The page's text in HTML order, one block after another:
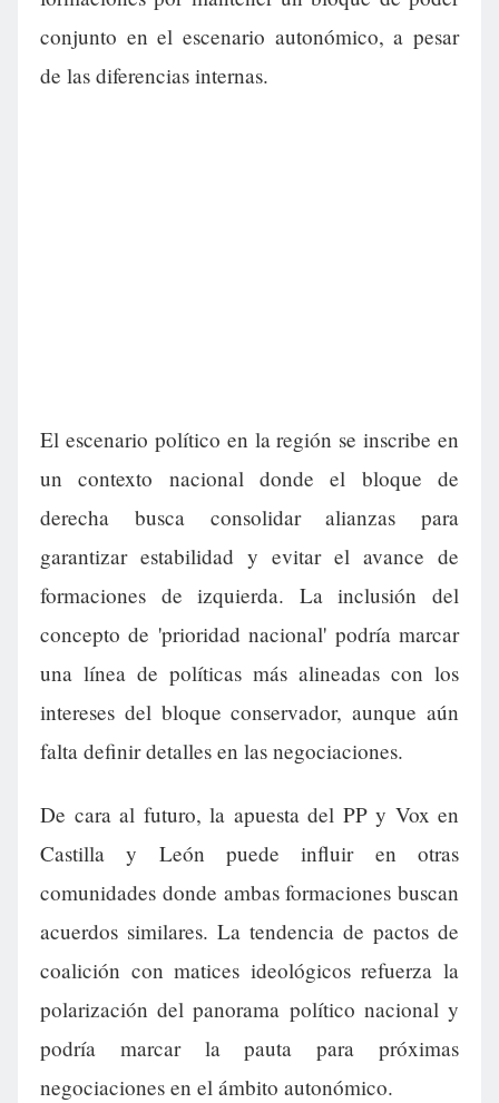
conjunto en el escenario autonómico, a pesar
de las diferencias internas.
El escenario político en la región se inscribe en
un contexto nacional donde el bloque de
derecha busca consolidar alianzas para
garantizar estabilidad y evitar el avance de
formaciones de izquierda. La inclusión del
concepto de 'prioridad nacional' podría marcar
una línea de políticas más alineadas con los
intereses del bloque conservador, aunque aún
falta definir detalles en las negociaciones.
De cara al futuro, la apuesta del PP y Vox en
Castilla y León puede influir en otras
comunidades donde ambas formaciones buscan
acuerdos similares. La tendencia de pactos de
coalición con matices ideológicos refuerza la
polarización del panorama político nacional y
podría marcar la pauta para próximas
negociaciones en el ámbito autonómico.